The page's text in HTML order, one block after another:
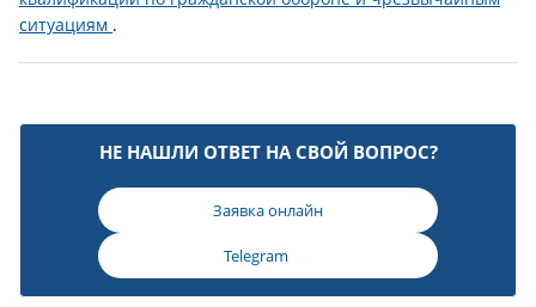
ситуациям .
НЕ НАШЛИ ОТВЕТ НА СВОЙ ВОПРОС?
Заявка онлайн
Telegram